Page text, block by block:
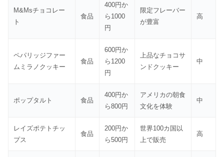
M&Msチョコレー
ト
食品
400円か
ら1000
円
限定フレーバー
が豊富
高
ペパリッジファー
ムミラノクッキー
食品
600円か
ら1200
円
上品なチョコサ
ンドクッキー
中
ポップタルト 食品
400円か
ら800円
アメリカの朝食
文化を体験
中
レイズポテトチッ
プス
食品
200円か
ら500円
世界100カ国以
上で販売
高